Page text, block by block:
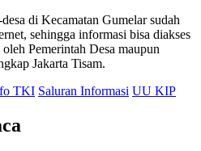
di Kecamatan Gumelar sudah
sehingga informasi bisa diakses
Pemerintah Desa maupun
Jakarta Tisam.
TKI Saluran Informasi UU KIP